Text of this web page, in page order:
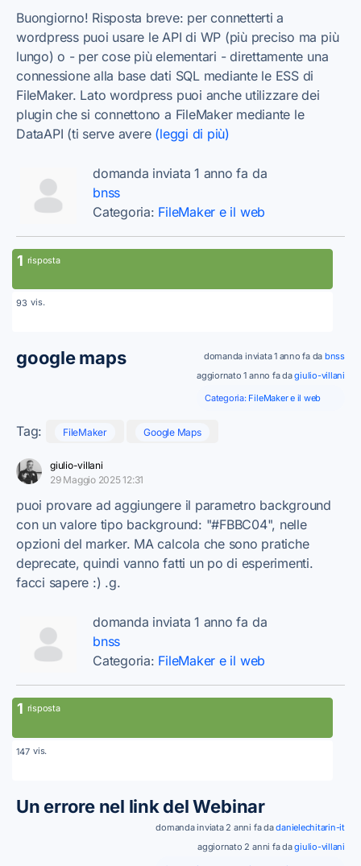
Buongiorno! Risposta breve: per connetterti a
wordpress puoi usare le API di WP (più preciso ma più
lungo) o - per cose più elementari - direttamente una
connessione alla base dati SQL mediante le ESS di
FileMaker. Lato wordpress puoi anche utilizzare dei
plugin che si connettono a FileMaker mediante le
DataAPI (ti serve avere (leggi di più)
domanda inviata 1 anno fa da
bnss
Categoria: FileMaker e il web
1 risposta
93 vis.
google maps domanda inviata 1 anno fa da bnss
aggiornato 1 anno fa dagiulio-villani
Categoria: FileMaker e il web
Tag: FileMaker Google Maps
giulio-villani
29 Maggio 2025 12:31
puoi provare ad aggiungere il parametro background
con un valore tipo background: "#FBBC04", nelle
opzioni del marker. MA calcola che sono pratiche
deprecate, quindi vanno fatti un po di esperimenti.
facci sapere :) .g.
domanda inviata 1 anno fa da
bnss
Categoria: FileMaker e il web
1 risposta
147 vis.
Un errore nel link del Webinar
domanda inviata 2 anni fa dadanielechitarin-it
aggiornato 2 anni fa dagiulio-villani